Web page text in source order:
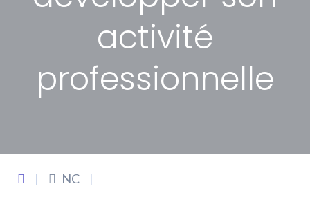
activité
professionnelle
| NC |